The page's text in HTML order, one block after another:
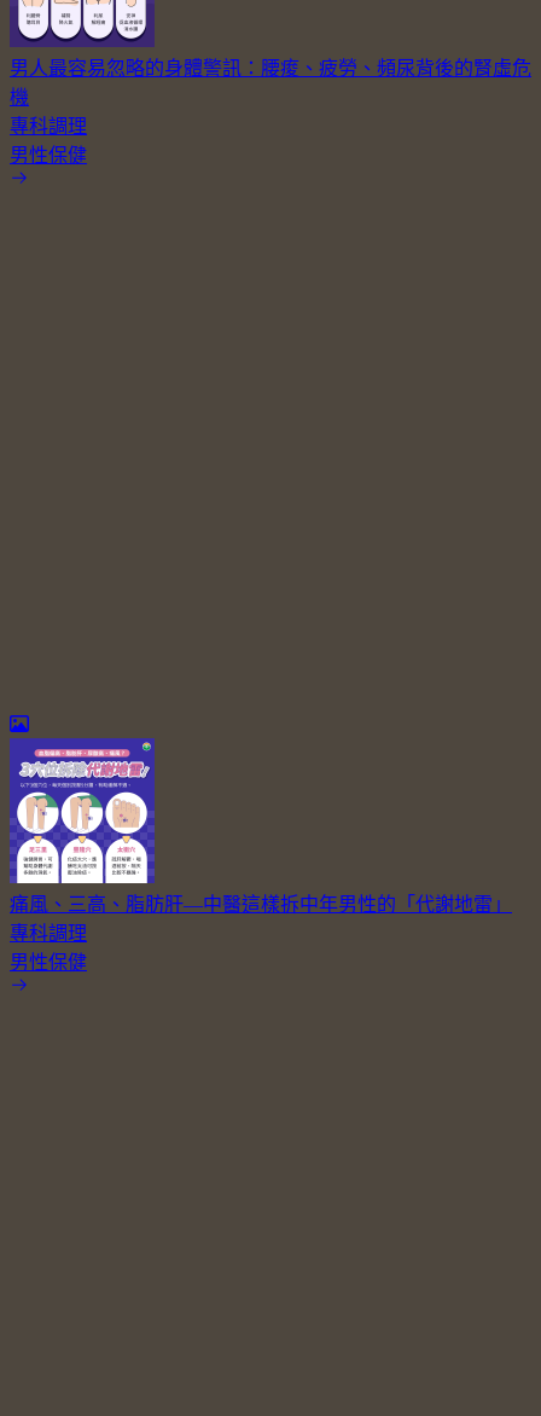
男人最容易忽略的身體警訊：腰痠、疲勞、頻尿背後的腎虛危
機
專科調理
男性保健
痛風、三高、脂肪肝—中醫這樣拆中年男性的「代謝地雷」
專科調理
男性保健